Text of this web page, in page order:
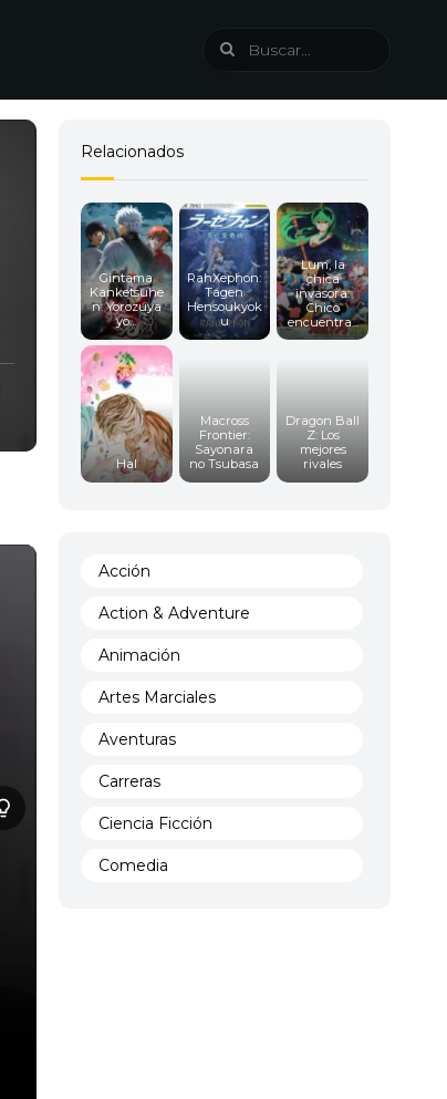
Relacionados
Gintama
Kanketsuhe
n: Yorozuya
yo...
RahXephon:
Tagen
Hensoukyok
u
Lum, la
chica
invasora:
Chico
encuentra...
Hal
Macross
Frontier:
Sayonara
no Tsubasa
Dragon Ball
Z: Los
mejores
rivales
Acción
Action & Adventure
Animación
Artes Marciales
Aventuras
Carreras
Ciencia Ficción
Comedia